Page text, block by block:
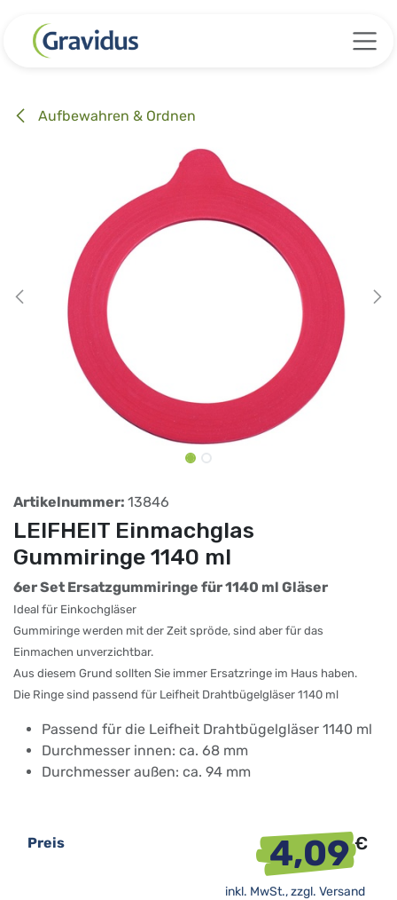
Aufbewahren & Ordnen
Artikelnummer: 13846
LEIFHEIT Einmachglas
Gummiringe 1140 ml
6er Set Ersatzgummiringe für 1140 ml Gläser
Ideal für Einkochgläser
Gummiringe werden mit der Zeit spröde, sind aber für das
Einmachen unverzichtbar.
Aus diesem Grund sollten Sie immer Ersatzringe im Haus haben.
Die Ringe sind passend für Leifheit Drahtbügelgläser 1140 ml
Passend für die Leifheit Drahtbügelgläser 1140 ml
Durchmesser innen: ca. 68 mm
Durchmesser außen: ca. 94 mm
Preis 4,09€
inkl. MwSt., zzgl. Versand